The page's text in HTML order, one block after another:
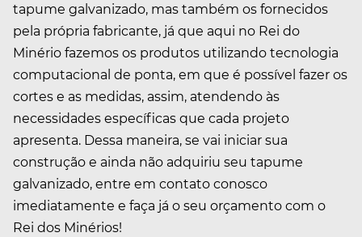
tapume galvanizado, mas também os fornecidos
pela própria fabricante, já que aqui no Rei do
Minério fazemos os produtos utilizando tecnologia
computacional de ponta, em que é possível fazer os
cortes e as medidas, assim, atendendo às
necessidades específicas que cada projeto
apresenta. Dessa maneira, se vai iniciar sua
construção e ainda não adquiriu seu tapume
galvanizado, entre em contato conosco
imediatamente e faça já o seu orçamento com o
Rei dos Minérios!